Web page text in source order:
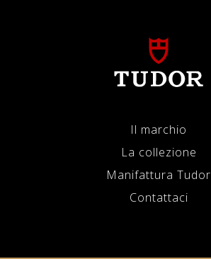
Il marchio
La collezione
Manifattura Tudor
Contattaci